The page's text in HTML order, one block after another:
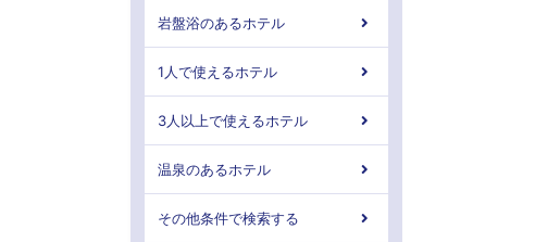
岩盤浴のあるホテル
1人で使えるホテル
3人以上で使えるホテル
温泉のあるホテル
その他条件で検索する